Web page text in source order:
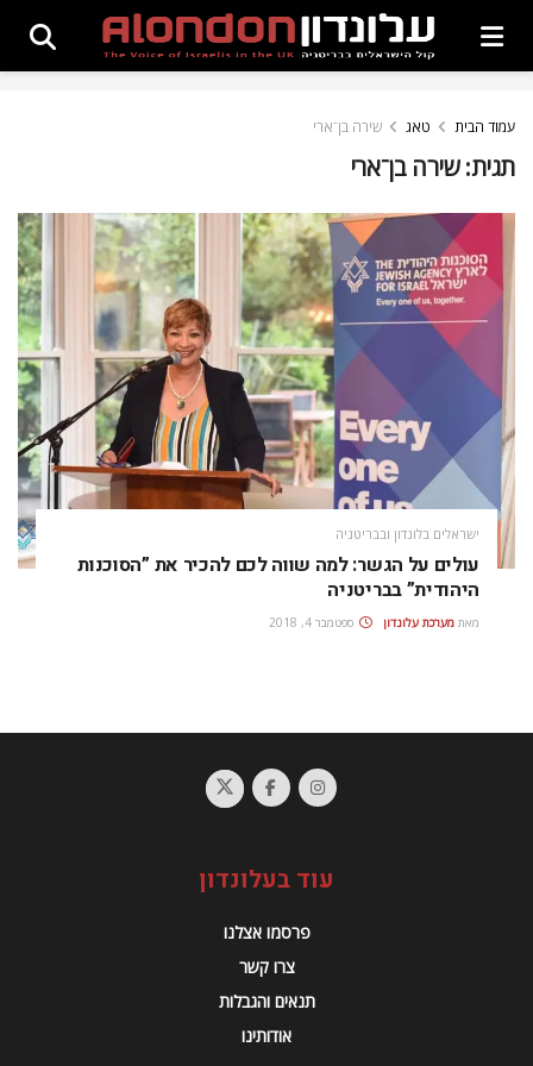
עמוד הבית טאג שירה בן־ארי
תגית:שירה בן־ארי
ישראלים בלונדון ובבריטניה
עולים על הגשר: למה שווה לכם להכיר את ”הסוכנות
היהודית” בבריטניה
מאת מערכת עלונדון ספטמבר 4, 2018
עוד בעלונדון
פרסמו אצלנו
צרו קשר
תנאים והגבלות
אודותינו